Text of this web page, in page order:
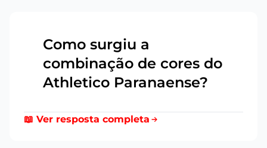
Como surgiu a
combinação de cores do
Athletico Paranaense?
📖 Ver resposta completa